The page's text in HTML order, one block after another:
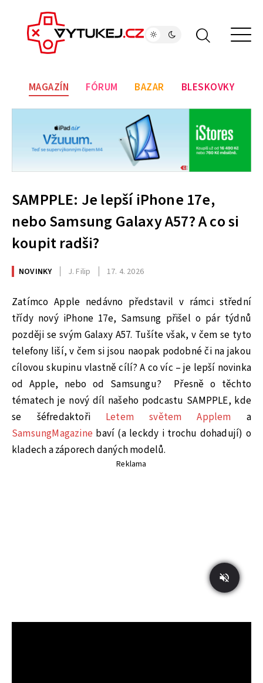
MAGAZÍN FÓRUM BAZAR BLESKOVKY
SAMPPLE: Je lepší iPhone 17e,
nebo Samsung Galaxy A57? A co si
koupit radši?
NOVINKY J. Filip 17. 4. 2026
Zatímco Apple nedávno představil v rámci střední
třídy nový iPhone 17e, Samsung přišel o pár týdnů
později se svým Galaxy A57. Tušíte však, v čem se tyto
telefony liší, v čem si jsou naopak podobné či na jakou
cílovou skupinu vlastně cílí? A co víc – je lepší novinka
od Apple, nebo od Samsungu? Přesně o těchto
tématech je nový díl našeho podcastu SAMPPLE, kde
se šéfredaktoři Letem světem Applem a
SamsungMagazine baví (a leckdy i trochu dohadují) o
kladech a záporech daných modelů.
Reklama